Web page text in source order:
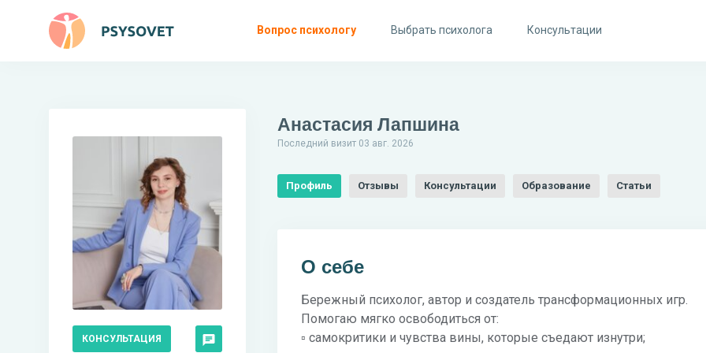
Вопрос психологу Выбрать психолога Консультации
Анастасия Лапшина
Последний визит 03 авг. 2026
КОНСУЛЬТАЦИЯ
Профиль Отзывы Консультации Образование Статьи
О себе
Бережный психолог, автор и создатель трансформационных игр.
Помогаю мягко освободиться от:
▫️ самокритики и чувства вины, которые съедают изнутри;